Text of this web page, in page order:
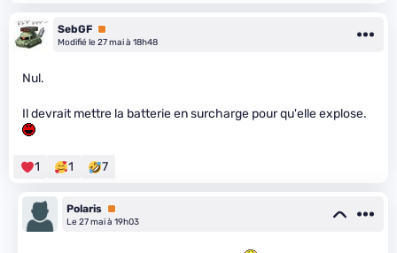
SebGF Premium
Modifié le 27 mai à 18h48
Nul.
Il devrait mettre la batterie en surcharge pour qu'elle explose.
1 1 7
Polaris Premium
Le 27 mai à 19h03